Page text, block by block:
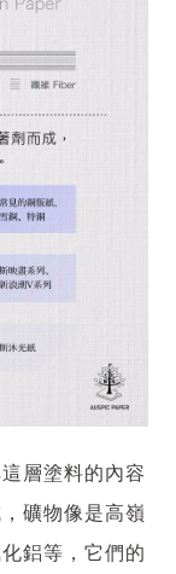
層塗料的內容
礦物像是高嶺
鋁等，它們的